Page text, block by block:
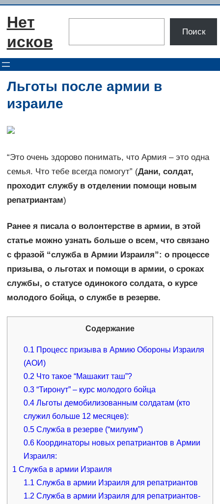
Перейти
Нет
исков
Поиск
Льготы после армии в
израиле
“Это очень здорово понимать, что Армия – это одна
семья. Что тебе всегда помогут” (Дани, солдат,
проходит службу в отделении помощи новым
репатриантам)
Ранее я писала о волонтерстве в армии, в этой
статье можно узнать больше о всем, что связано
с фразой “служба в Армии Израиля”: о процессе
призыва, о льготах и помощи в армии, о сроках
службы, о статусе одинокого солдата, о курсе
молодого бойца, о службе в резерве.
Содержание
0.1 Процесс призыва в Армию Обороны Израиля
(АОИ)
0.2 Что такое “Машакит таш”?
0.3 “Тиронут” – курс молодого бойца
0.4 Льготы демобилизованным солдатам (кто
служил больше 12 месяцев):
0.5 Служба в резерве (“милуим”)
0.6 Координаторы новых репатриантов в Армии
Израиля:
1 Служба в армии Израиля
1.1 Служба в армии Израиля для репатриантов
1.2 Служба в армии Израиля для репатриантов-